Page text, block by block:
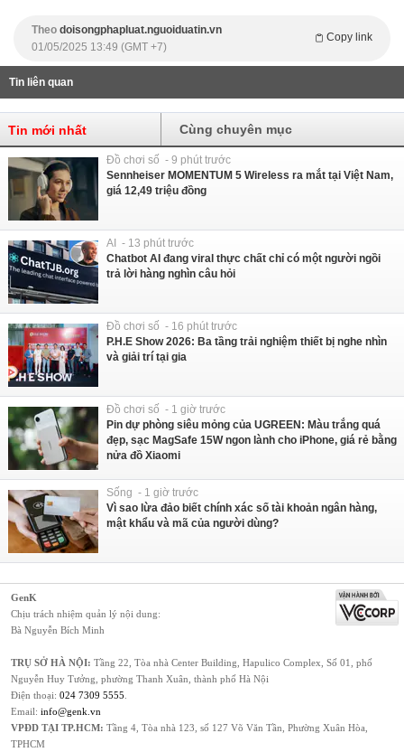
Theo doisongphapluat.nguoiduatin.vn
Copy link
01/05/2025 13:49 (GMT +7)
Tin liên quan
Tin mới nhất Cùng chuyên mục
Đồ chơi số - 9 phút trước
Sennheiser MOMENTUM 5 Wireless ra mắt tại Việt Nam,
giá 12,49 triệu đồng
AI - 13 phút trước
Chatbot AI đang viral thực chất chỉ có một người ngồi
trả lời hàng nghìn câu hỏi
Đồ chơi số - 16 phút trước
P.H.E Show 2026: Ba tầng trải nghiệm thiết bị nghe nhìn
và giải trí tại gia
Đồ chơi số - 1 giờ trước
Pin dự phòng siêu mỏng của UGREEN: Màu trắng quá
đẹp, sạc MagSafe 15W ngon lành cho iPhone, giá rẻ bằng
nửa đồ Xiaomi
Sống - 1 giờ trước
Vì sao lừa đảo biết chính xác số tài khoản ngân hàng,
mật khẩu và mã của người dùng?
GenK
Chịu trách nhiệm quản lý nội dung:
Bà Nguyễn Bích Minh
TRỤ SỞ HÀ NỘI: Tầng 22, Tòa nhà Center Building, Hapulico Complex, Số 01, phố
Nguyễn Huy Tưởng, phường Thanh Xuân, thành phố Hà Nội
Điện thoại: 024 7309 5555
Email: info@genk.vn
VPĐD TẠI TP.HCM: Tầng 4, Tòa nhà 123, số 127 Võ Văn Tần, Phường Xuân Hòa,
TPHCM